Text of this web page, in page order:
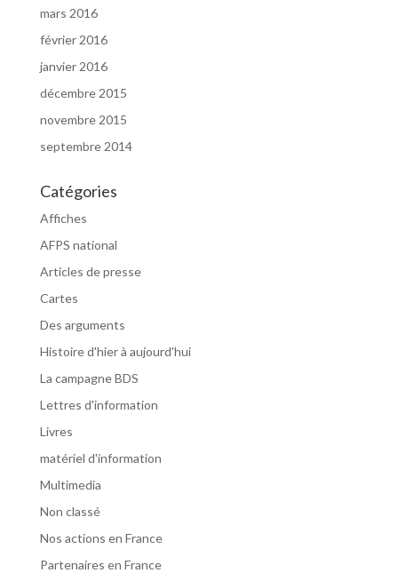
mars 2016
février 2016
janvier 2016
décembre 2015
novembre 2015
septembre 2014
Catégories
Affiches
AFPS national
Articles de presse
Cartes
Des arguments
Histoire d'hier à aujourd'hui
La campagne BDS
Lettres d'information
Livres
matériel d'information
Multimedia
Non classé
Nos actions en France
Partenaires en France